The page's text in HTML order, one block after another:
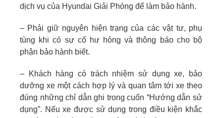
dịch vụ của Hyundai Giải Phóng để làm bảo hành.
– Phải giữ nguyên hiện trạng của các vật tư, phụ
tùng khi có sự cố hư hỏng và thông báo cho bộ
phận bảo hành biết.
– Khách hàng có trách nhiệm sử dụng xe, bảo
dưỡng xe một cách hợp lý và quan tâm tới xe theo
đúng những chỉ dẫn ghi trong cuốn “Hướng dẫn sử
dụng”. Nếu xe được sử dụng trong điều kiện khắc